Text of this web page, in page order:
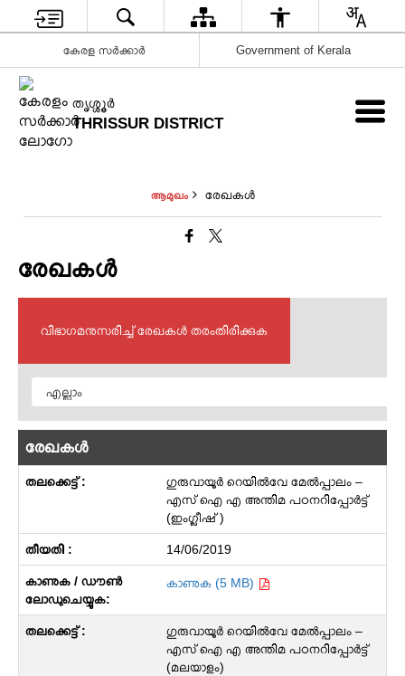
കേരള സർക്കാർ Government of Kerala
ത‍ൃശ്ശ‍ൂർ
THRISSUR DISTRICT
ആമുഖം രേഖകള്‍
രേഖകള്‍
വിഭാഗമനുസരിച്ച് രേഖകൾ തരംതിരിക്കുക
രേഖകള്‍
ഗുരുവായൂർ റെയിൽവേ മേൽപ്പാലം –
എസ് ഐ എ അന്തിമ പഠനറിപ്പോർട്ട്
(ഇംഗ്ലീഷ് )
14/06/2019
കാണുക (5 MB)
ഗുരുവായൂർ റെയിൽവേ മേൽപ്പാലം –
എസ് ഐ എ അന്തിമ പഠനറിപ്പോർട്ട്
(മലയാളം)